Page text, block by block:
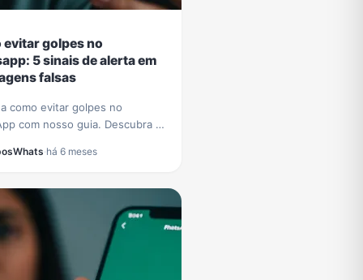
evitar golpes no
5 sinais de alerta em
falsas
como evitar golpes no
com nosso guia. Descubra 5
proteger seus dados de
·há 6 meses